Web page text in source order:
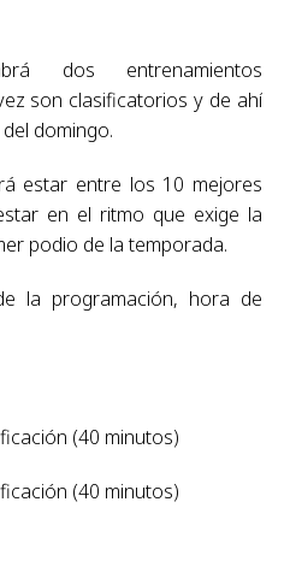
dos entrenamientos
son clasificatorios y de ahí
domingo.
estar entre los 10 mejores
en el ritmo que exige la
podio de la temporada.
la programación, hora de
(40 minutos)
(40 minutos)